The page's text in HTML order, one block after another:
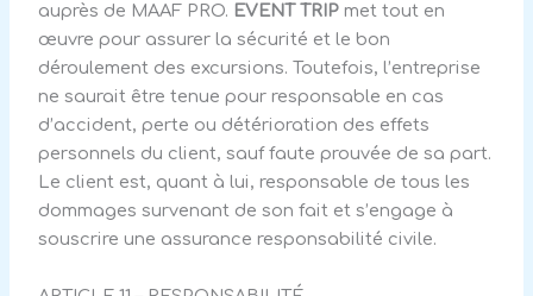
auprès de MAAF PRO. EVENT TRIP met tout en
œuvre pour assurer la sécurité et le bon
déroulement des excursions. Toutefois, l’entreprise
ne saurait être tenue pour responsable en cas
d’accident, perte ou détérioration des effets
personnels du client, sauf faute prouvée de sa part.
Le client est, quant à lui, responsable de tous les
dommages survenant de son fait et s’engage à
souscrire une assurance responsabilité civile.